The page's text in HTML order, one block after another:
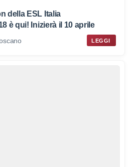
della ESL Italia
è qui! Inizierà il 10 aprile
LEGGI